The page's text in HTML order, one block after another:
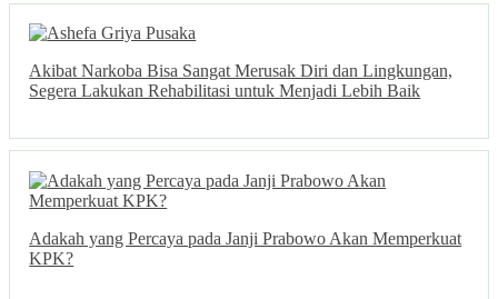
Akibat Narkoba Bisa Sangat Merusak Diri dan Lingkungan,
Segera Lakukan Rehabilitasi untuk Menjadi Lebih Baik
Adakah yang Percaya pada Janji Prabowo Akan Memperkuat
KPK?